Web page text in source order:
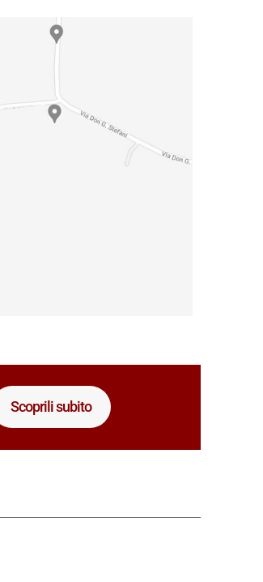
Scoprili subito